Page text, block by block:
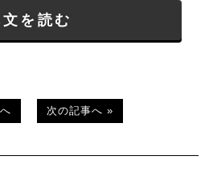
を読む
次の記事へ »